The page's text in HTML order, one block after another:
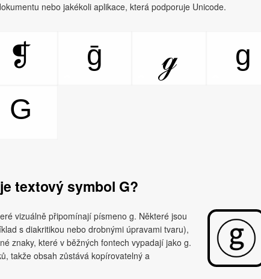
nebo jakékoli aplikace, která podporuje Unicode.
❡ ḡ ℊ
g
G
textový symbol G?
vizuálně připomínají písmeno g. Některé jsou
s diakritikou nebo drobnými úpravami tvaru),
znaky, které v běžných fontech vypadají jako g.
takže obsah zůstává kopírovatelný a